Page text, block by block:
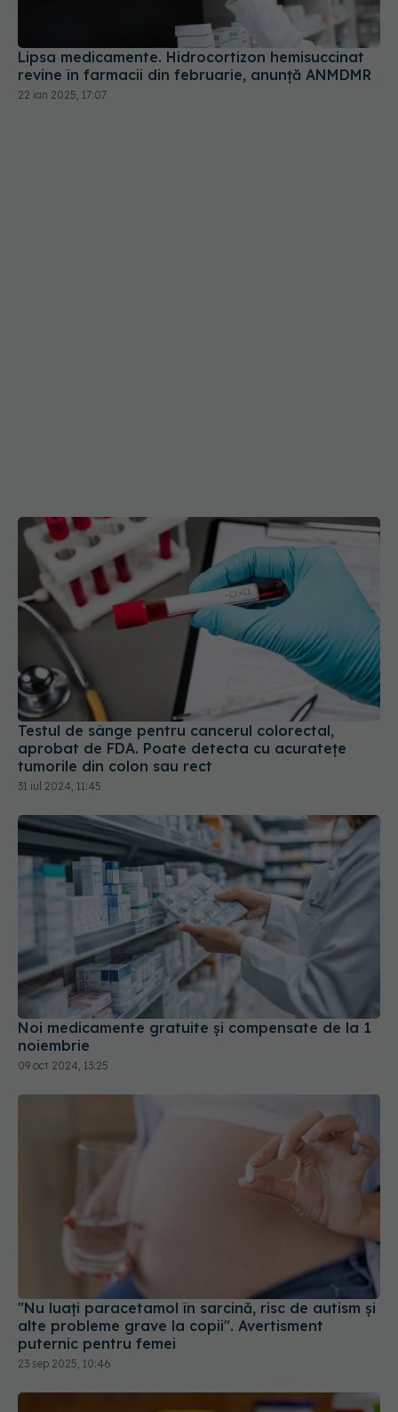
Testul de sânge pentru cancerul colorectal,
aprobat de FDA. Poate detecta cu acuratețe
tumorile din colon sau rect
31 iul 2024, 11:45
Noi medicamente gratuite şi compensate de la 1
noiembrie
09 oct 2024, 13:25
"Nu luați paracetamol în sarcină, risc de autism și
puternic pentru femei
23 sep 2025, 10:46